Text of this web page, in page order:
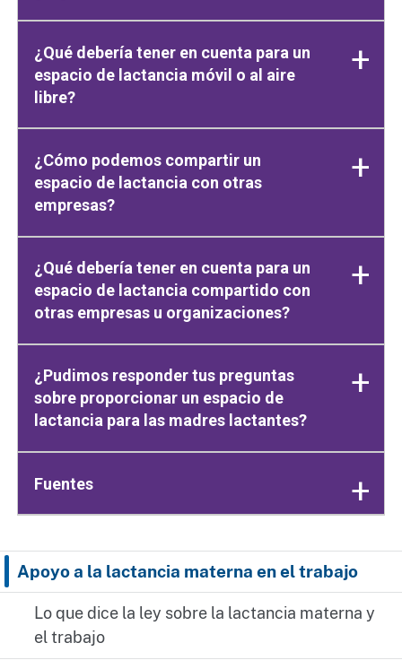
Apoyo a la lactancia materna en el trabajo
Lo que dice la ley sobre la lactancia materna y
el trabajo
¿Qué debería tener en cuenta para un
espacio de lactancia móvil o al aire
libre?
¿Cómo podemos compartir un
espacio de lactancia con otras
empresas?
¿Qué debería tener en cuenta para un
espacio de lactancia compartido con
otras empresas u organizaciones?
¿Pudimos responder tus preguntas
sobre proporcionar un espacio de
lactancia para las madres lactantes?
Fuentes